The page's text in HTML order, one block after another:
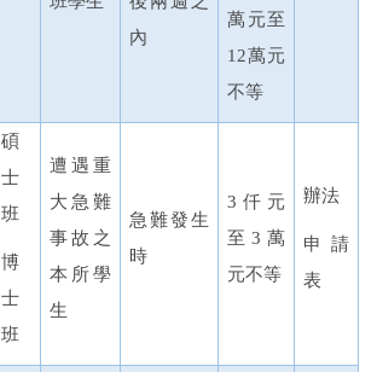
內
萬元至
12萬元
不等
碩
士
班
博
士
班
遭遇重
大急難
事故之
本所學
生
急難發生
時
3 仟元
至 3 萬
元不等
辦法
申請
表